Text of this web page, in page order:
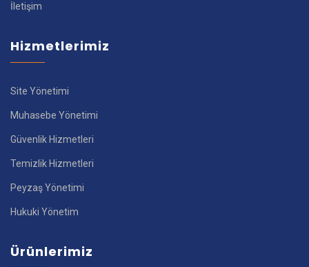
İletişim
Hizmetlerimiz
Site Yönetimi
Muhasebe Yönetimi
Güvenlik Hizmetleri
Temizlik Hizmetleri
Peyzaş Yönetimi
Hukuki Yönetim
Ürünlerimiz